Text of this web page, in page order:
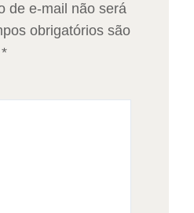
de e-mail não será
obrigatórios são
*